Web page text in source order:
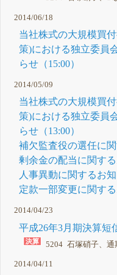
2014/06/18
当社株式の大規模買
策)における独立委員
らせ（15:00）
2014/05/09
当社株式の大規模買
策)における独立委員
らせ（13:00）
補欠監査役の選任に関
剰余金の配当に関する
人事異動に関するお知
定款一部変更に関する
2014/04/23
平成26年3月期決算短
5204 石塚硝子、通
2014/04/11